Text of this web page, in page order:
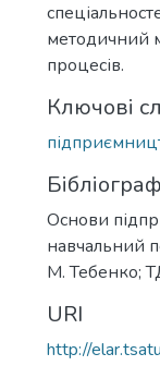
методичний
процесів.
Ключові
Основи
навчальний
М. Тебенко;
URI
http://